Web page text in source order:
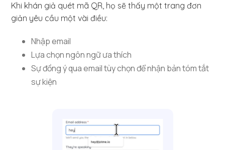
Khi khán giả quét mã QR, họ sẽ thấy một trang đơn
giản yêu cầu một vài điều:
Nhập email
Lựa chọn ngôn ngữ ưa thích
Sự đồng ý qua email tùy chọn để nhận bản tóm tắt
sự kiện